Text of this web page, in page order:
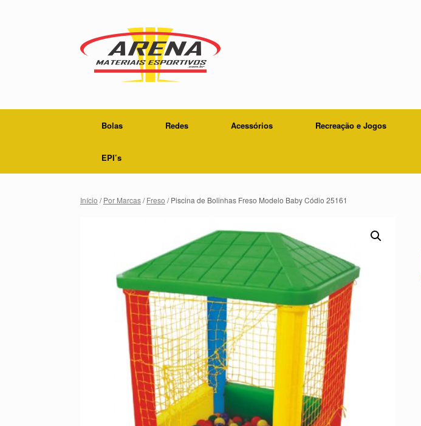
Bolas Redes Acessórios Recreação e Jogos
EPI’s
Início /Por Marcas/Freso / Piscina de Bolinhas Freso Modelo Baby Códio 25161